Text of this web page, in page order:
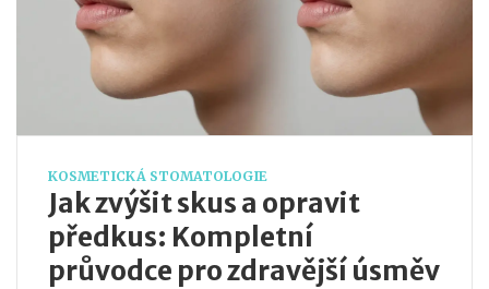
KOSMETICKÁ STOMATOLOGIE
Jak zvýšit skus a opravit
předkus: Kompletní
průvodce pro zdravější úsměv